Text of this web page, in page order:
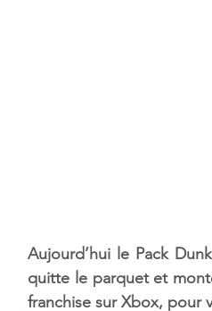
Aujourd’hui le Pack
quitte le parquet et
franchise sur Xbox, pour